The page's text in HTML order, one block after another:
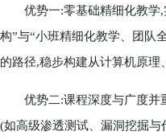
优势一:零基础精细化教学,
构”与“小班精细化教学、团队
的路径,稳步构建从计算机原
优势二:课程深度与广度并重
(如高级渗透测试、漏洞挖掘